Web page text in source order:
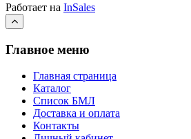
Работает на InSales
Главное меню
Главная страница
Каталог
Список БМЛ
Доставка и оплата
Контакты